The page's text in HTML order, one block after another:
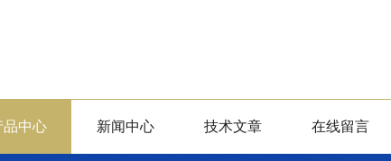
品中心 新闻中心 技术文章 在线留言